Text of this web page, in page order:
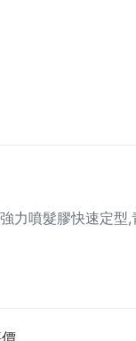
力噴髮膠快速定型,